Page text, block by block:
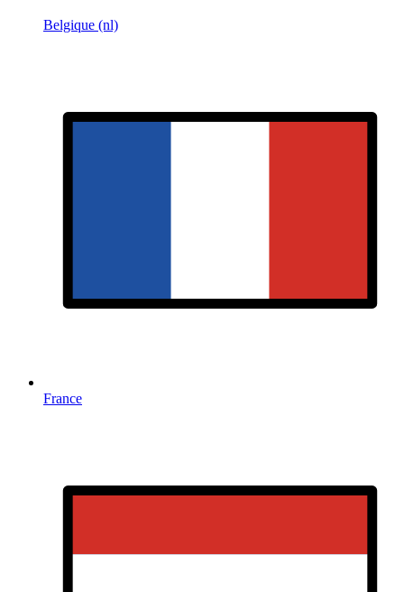
Belgique (nl)
France